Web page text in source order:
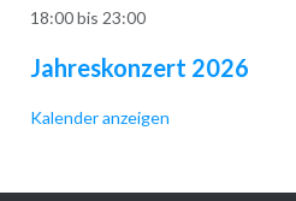
18:00bis 23:00
Jahreskonzert 2026
Kalender anzeigen